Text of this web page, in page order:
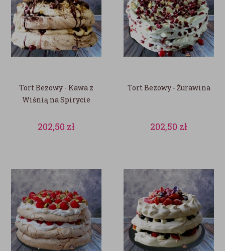
Tort Bezowy - Kawa z
Wiśnią na Spirycie
202,50 zł
Tort Bezowy - Żurawina
202,50 zł